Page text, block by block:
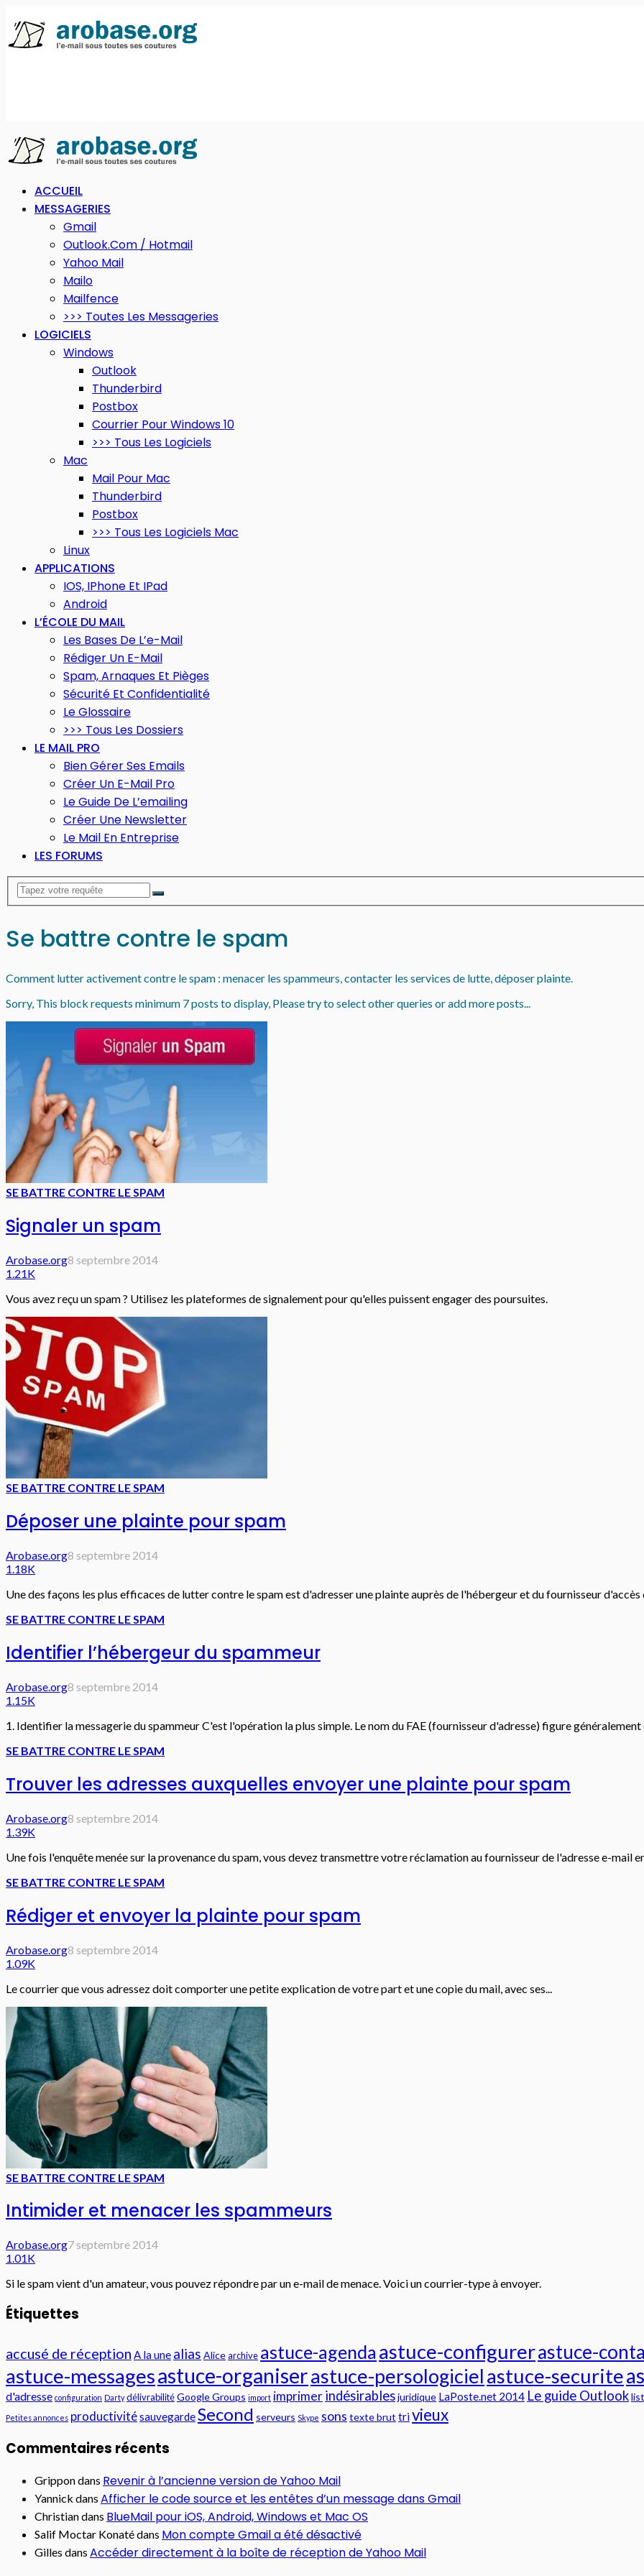
ACCUEIL
MESSAGERIES
Gmail
Outlook.com / Hotmail
Yahoo Mail
Mailo
Mailfence
>>> Toutes Les Messageries
LOGICIELS
Windows
Outlook
Thunderbird
Postbox
Courrier Pour Windows 10
>>> Tous Les Logiciels
Mac
Mail Pour Mac
Thunderbird
Postbox
>>> Tous Les Logiciels Mac
Linux
APPLICATIONS
IOS, IPhone Et IPad
Android
L’ÉCOLE DU MAIL
Les Bases De L’e-Mail
Rédiger Un E-Mail
Spam, Arnaques Et Pièges
Sécurité Et Confidentialité
Le Glossaire
>>> Tous Les Dossiers
LE MAIL PRO
Bien Gérer Ses Emails
Créer Un E-Mail Pro
Le Guide De L’emailing
Créer Une Newsletter
Le Mail En Entreprise
LES FORUMS
Se battre contre le spam
Comment lutter activement contre le spam : menacer les spammeurs, contacter les services de lutte, déposer plainte.
Sorry, This block requests minimum 7 posts to display, Please try to select other queries or add more posts...
SE BATTRE CONTRE LE SPAM
Signaler un spam
Arobase.org8 septembre 2014
1.21K
Vous avez reçu un spam ? Utilisez les plateformes de signalement pour qu'elles puissent engager des poursuites.
SE BATTRE CONTRE LE SPAM
Déposer une plainte pour spam
Arobase.org8 septembre 2014
1.18K
Une des façons les plus efficaces de lutter contre le spam est d'adresser une plainte auprès de l'hébergeur et du fournisseur
SE BATTRE CONTRE LE SPAM
Identifier l’hébergeur du spammeur
Arobase.org8 septembre 2014
1.15K
1. Identifier la messagerie du spammeur C'est l'opération la plus simple. Le nom du FAE (fournisseur d'adresse) figure généralement
SE BATTRE CONTRE LE SPAM
Trouver les adresses auxquelles envoyer une plainte pour spam
Arobase.org8 septembre 2014
1.39K
Une fois l'enquête menée sur la provenance du spam, vous devez transmettre votre réclamation au fournisseur de l'adresse e-mail
SE BATTRE CONTRE LE SPAM
Rédiger et envoyer la plainte pour spam
Arobase.org8 septembre 2014
1.09K
Le courrier que vous adressez doit comporter une petite explication de votre part et une copie du mail, avec ses...
SE BATTRE CONTRE LE SPAM
Intimider et menacer les spammeurs
Arobase.org7 septembre 2014
1.01K
Si le spam vient d'un amateur, vous pouvez répondre par un e-mail de menace. Voici un courrier-type à envoyer.
Étiquettes
accusé de réception A la une alias Alicearchive astuce-agenda astuce-configurerastuce-
astuce-messagesastuce-organiserastuce-persologicielastuce-securite
d'adresse configuration Darty délivrabilitéGoogle Groups import imprimerindésirablesjuridique LaPoste.net 2014 Le guide Outlook
Petites annonces productivitésauvegardeSecond serveurs Skype sons texte brut trivieux
Commentaires récents
Grippondans Revenir à l’ancienne version de Yahoo Mail
Yannick dans Afficher le code source et les entêtes d’un message dans Gmail
Christiandans BlueMail pour iOS, Android, Windows et Mac OS
Salif Moctar Konatédans Mon compte Gmail a été désactivé
Gilles dans Accéder directement à la boîte de réception de Yahoo Mail